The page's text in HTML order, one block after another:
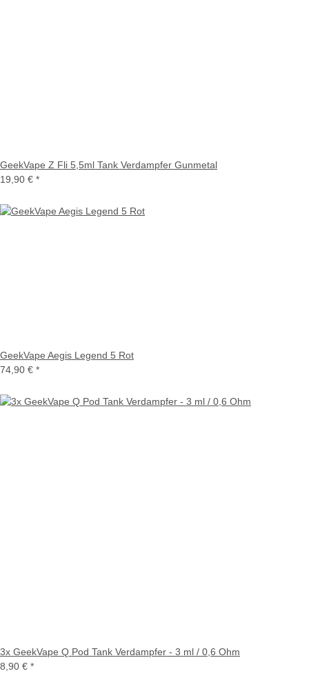
GeekVape Z Fli 5,5ml Tank Verdampfer Gunmetal
19,90 € *
GeekVape Aegis Legend 5 Rot
74,90 € *
3x GeekVape Q Pod Tank Verdampfer - 3 ml / 0,6 Ohm
8,90 € *